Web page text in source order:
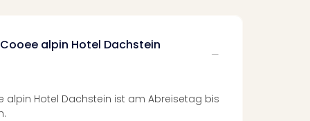
alpin Hotel Dachstein
alpin Hotel Dachstein ist am Abreisetag bis